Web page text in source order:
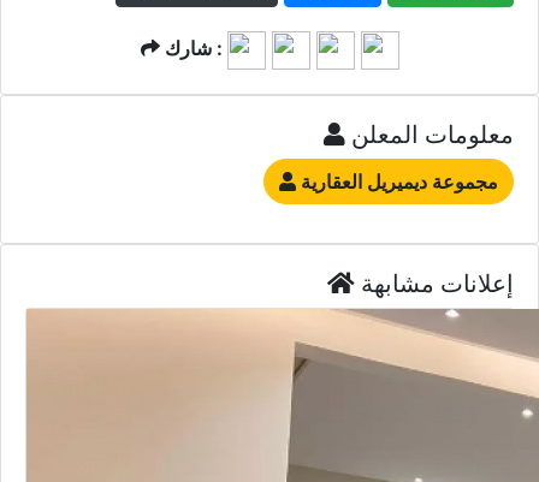
شارك :
معلومات المعلن
مجموعة ديميريل العقارية
إعلانات مشابهة